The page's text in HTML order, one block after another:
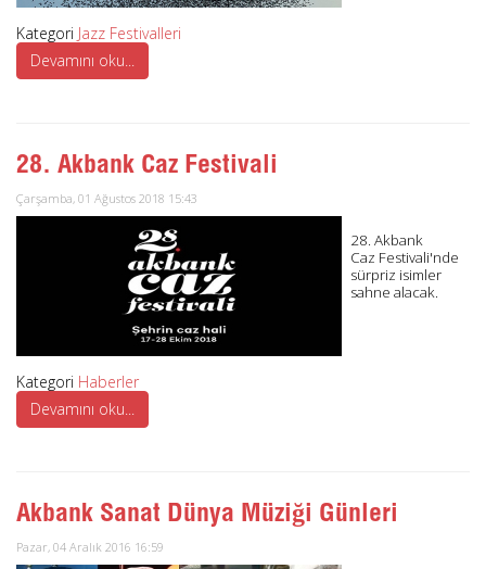
Kategori Jazz Festivalleri
Devamını oku...
28. Akbank Caz Festivali
Çarşamba, 01 Ağustos 2018 15:43
28. Akbank
Caz Festivali'nde
sürpriz isimler
sahne alacak.
Kategori Haberler
Devamını oku...
Akbank Sanat Dünya Müziği Günleri
Pazar, 04 Aralık 2016 16:59